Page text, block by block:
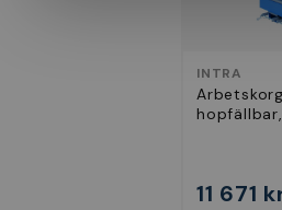
INTRA
11 671